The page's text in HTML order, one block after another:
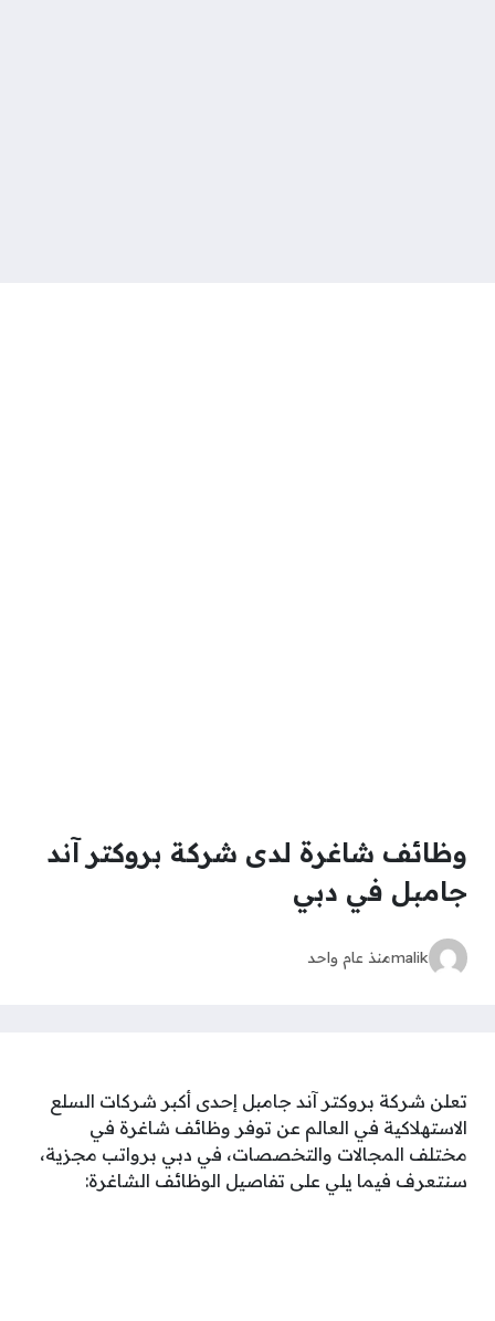
وظائف شاغرة لدى شركة بروكتر آند
جامبل في دبي
malikمنذ عام واحد
تعلن شركة بروكتر آند جامبل إحدى أكبر شركات السلع
الاستهلاكية في العالم عن توفر وظائف شاغرة في
مختلف المجالات والتخصصات، في دبي برواتب مجزية،
سنتعرف فيما يلي على تفاصيل الوظائف الشاغرة: